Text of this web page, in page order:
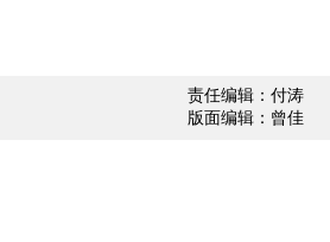
责任编辑：付涛
版面编辑：曾佳